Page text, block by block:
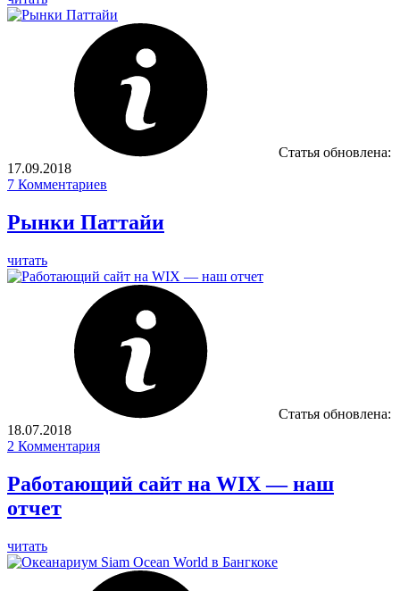
Статья обновлена:
17.09.2018
7 Комментариев
Рынки Паттайи
читать
Статья обновлена:
18.07.2018
2 Комментария
Работающий сайт на WIX — наш
отчет
читать